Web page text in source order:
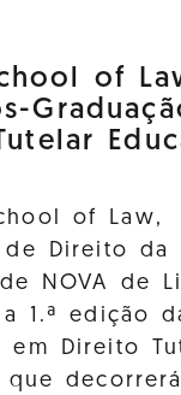
of
of Law,
de Direito da
NOVA de
1.ª edição
em Direito
que